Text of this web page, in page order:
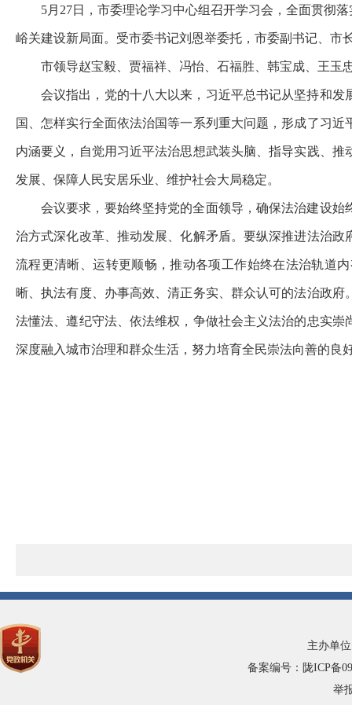
5月27日，市委理论学习中心组召开学习会，全面贯彻
峪关建设新局面。受市委书记刘恩举委托，市委副书记、市
市领导赵宝毅、贾福祥、冯怡、石福胜、韩宝成、王玉
会议指出，党的十八大以来，习近平总书记从坚持和
国、怎样实行全面依法治国等一系列重大问题，形成了习
内涵要义，自觉用习近平法治思想武装头脑、指导实践、
发展、保障人民安居乐业、维护社会大局稳定。
会议要求，要始终坚持党的全面领导，确保法治建设
治方式深化改革、推动发展、化解矛盾。要纵深推进法治
流程更清晰、运转更顺畅，推动各项工作始终在法治轨道
晰、执法有度、办事高效、清正务实、群众认可的法治政
法懂法、遵纪守法、依法维权，争做社会主义法治的忠实
深度融入城市治理和群众生活，努力培育全民崇法向善的良
主办单
备案编号：陇ICP备
举